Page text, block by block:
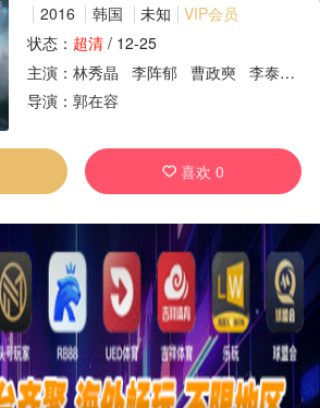
2016 韩国 未知
VIP会员
状态： 超清/ 12-25
主演： 林秀晶 李阵郁 曹政奭 李泰利
导演： 郭在容
 喜欢0
广告